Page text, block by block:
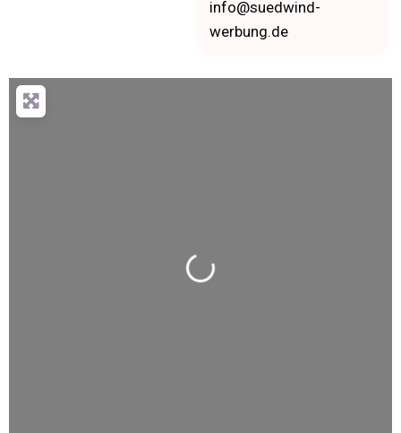
info@suedwind-
werbung.de
Wird geladen …